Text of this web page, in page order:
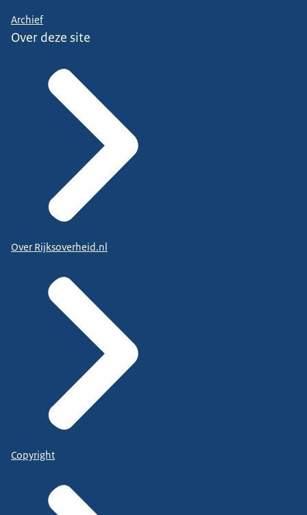
Archief
Over deze site
Over Rijksoverheid.nl
Copyright